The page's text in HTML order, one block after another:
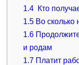
1.4 Кто
1.5 Во сколько
1.6
и родам
1.7 Платит